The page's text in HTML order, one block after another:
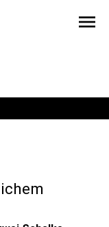
menu